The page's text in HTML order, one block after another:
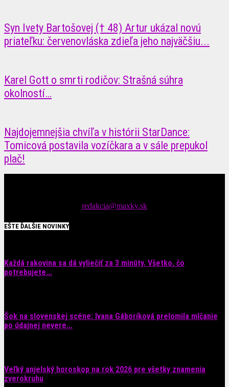
Syn Ivety Bartošovej († 48) Artur ukázal novú
priateľku: červenovláska zdieľa jeho najväčšiu...
Karel Gott o smrti rodičov: Strašná súhra
okolností…
Najdojemnejšia chvíľa v histórii StarDance:
Tomicová postavila vozíčkara a v sále prepukol
plač!
redakcia@maxky.sk
EŠTE ĎALŠIE NOVINKY
Každá rakovina sa dá vyliečiť za 3 minúty. Všetko, čo
potrebujete...
Šok na slovenskej scéne: Ivana Gáboríková prelomila mlčanie
po údajnej nevere...
Veľký anjelský horoskop na rok 2026 pre všetky znamenia
zverokruhu